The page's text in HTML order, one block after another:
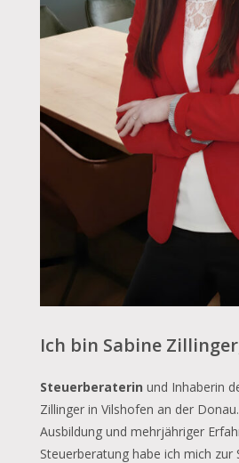
Ich bin Sabine
Steuerberaterin und Inhaberin
Zillinger in Vilshofen an der
Ausbildung und mehrjähriger
Steuerberatung habe ich mich zur